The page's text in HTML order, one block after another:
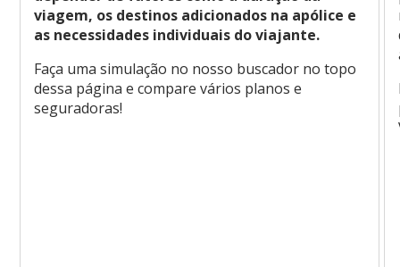
viagem, os destinos adicionados na apólice e
as necessidades individuais do viajante.
Faça uma simulação no nosso buscador no topo
dessa página e compare vários planos e
seguradoras!